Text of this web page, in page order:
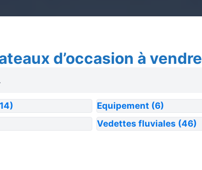
d’occasion à vendre
Equipement (6)
Vedettes fluviales (46)